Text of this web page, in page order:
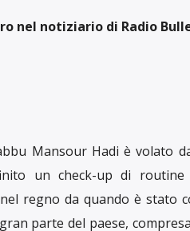
nel notiziario di Radio
Mansour Hadi è volato
un check-up di
regno da quando è
parte del paese,